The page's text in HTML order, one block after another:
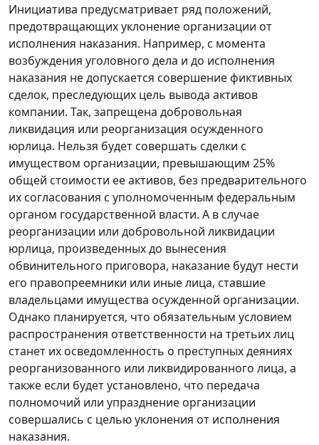
Инициатива предусматривает ряд положений,
предотвращающих уклонение организации от
исполнения наказания. Например, с момента
возбуждения уголовного дела и до исполнения
наказания не допускается совершение фиктивных
сделок, преследующих цель вывода активов
компании. Так, запрещена добровольная
ликвидация или реорганизация осужденного
юрлица. Нельзя будет совершать сделки с
имуществом организации, превышающим 25%
общей стоимости ее активов, без предварительного
их согласования с уполномоченным федеральным
органом государственной власти. А в случае
реорганизации или добровольной ликвидации
юрлица, произведенных до вынесения
обвинительного приговора, наказание будут нести
его правопреемники или иные лица, ставшие
владельцами имущества осужденной организации.
Однако планируется, что обязательным условием
распространения ответственности на третьих лиц
станет их осведомленность о преступных деяниях
реорганизованного или ликвидированного лица, а
также если будет установлено, что передача
полномочий или упразднение организации
совершались с целью уклонения от исполнения
наказания.